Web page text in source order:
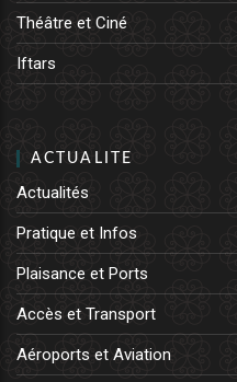
Théâtre et Ciné
Iftars
ACTUALITE
Actualités
Pratique et Infos
Plaisance et Ports
Accès et Transport
Aéroports et Aviation